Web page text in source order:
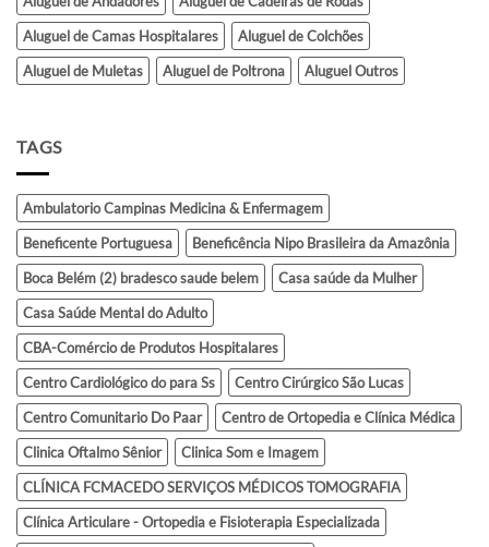
Aluguel de Camas Hospitalares
Aluguel de Colchões
Aluguel de Muletas
Aluguel de Poltrona Aluguel Outros
TAGS
Ambulatorio Campinas Medicina & Enfermagem
Beneficente Portuguesa
Beneficência Nipo Brasileira da Amazônia
Boca Belém (2) bradesco saude belem
Casa saúde da Mulher
Casa Saúde Mental do Adulto
CBA-Comércio de Produtos Hospitalares
Centro Cardiológico do para Ss
Centro Cirúrgico São Lucas
Centro Comunitario Do Paar
Centro de Ortopedia e Clínica Médica
Clinica Oftalmo Sênior
Clinica Som e Imagem
CLÍNICA FCMACEDO SERVIÇOS MÉDICOS TOMOGRAFIA
Clínica Articulare - Ortopedia e Fisioterapia Especializada